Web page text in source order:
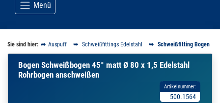
Menü
Sie sind hier: Auspuff Schweißfittings Edelstahl Schweißfitting Bogen
Bogen Schweißbogen 45° matt Ø 80 x 1,5 Edelstahl
Rohrbogen anschweißen
Artikelnummer:
500.1564